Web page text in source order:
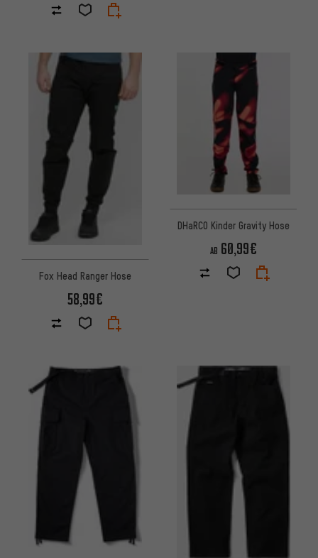
Fox Head Ranger Hose
58,99€
DHaRCO Kinder Gravity Hose
AB 60,99€